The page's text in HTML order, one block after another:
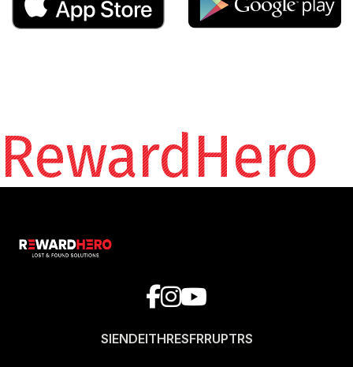
RewardHero
SIENDEITHRESFRRUPTRS